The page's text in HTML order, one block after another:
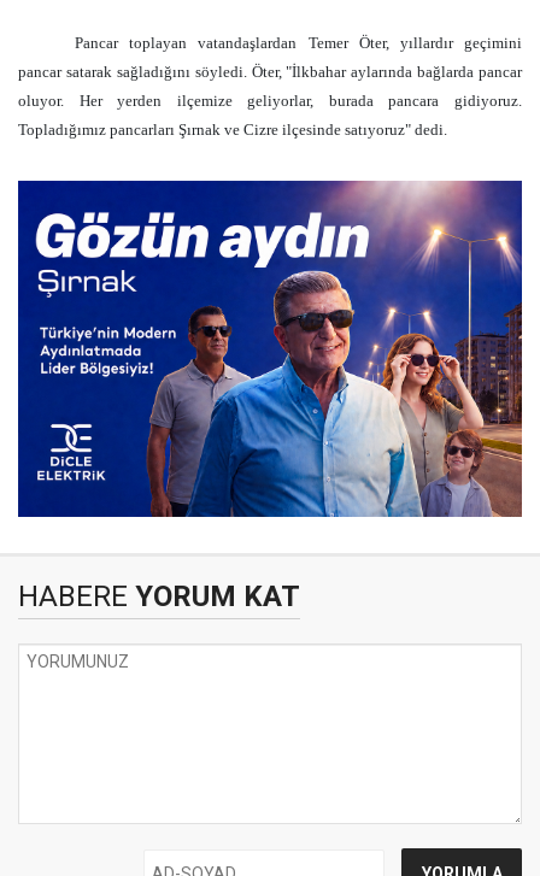
Pancar toplayan vatandaşlardan Temer Öter, yıllardır geçimini
pancar satarak sağladığını söyledi. Öter, "İlkbahar aylarında bağlarda pancar
oluyor. Her yerden ilçemize geliyorlar, burada pancara gidiyoruz.
Topladığımız pancarları Şırnak ve Cizre ilçesinde satıyoruz" dedi.
HABERE YORUM KAT